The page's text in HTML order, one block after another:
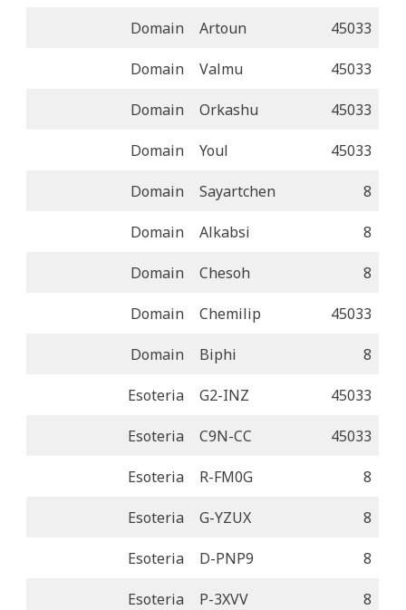
Domain Artoun 45033
Domain Valmu 45033
Domain Orkashu 45033
Domain Youl 45033
Domain Sayartchen 8
Domain Alkabsi 8
Domain Chesoh 8
Domain Chemilip 45033
Domain Biphi 8
Esoteria G2-INZ 45033
Esoteria C9N-CC 45033
Esoteria R-FM0G 8
Esoteria G-YZUX 8
Esoteria D-PNP9 8
Esoteria P-3XVV 8